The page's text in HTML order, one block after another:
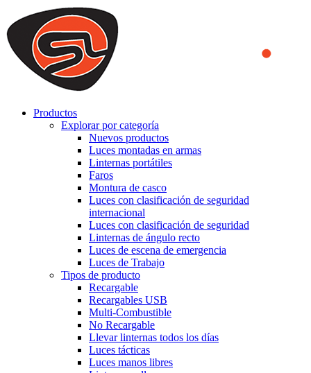
We use cookies to ensure that we provide you the best experience
on our website. By continuing to browse this website, you accept
that cookies are used to help us analyze how the website is used and
to offer you a better experience. To learn more or to find out how
you can disable cookies, you can access our
Productos
Explorar por categoría
Nuevos productos
Luces montadas en armas
Linternas portátiles
Faros
Montura de casco
Luces con clasificación de seguridad
internacional
Luces con clasificación de seguridad
Linternas de ángulo recto
Luces de escena de emergencia
Luces de Trabajo
Tipos de producto
Recargable
Recargables USB
Multi-Combustible
No Recargable
Llevar linternas todos los días
Luces tácticas
Luces manos libres